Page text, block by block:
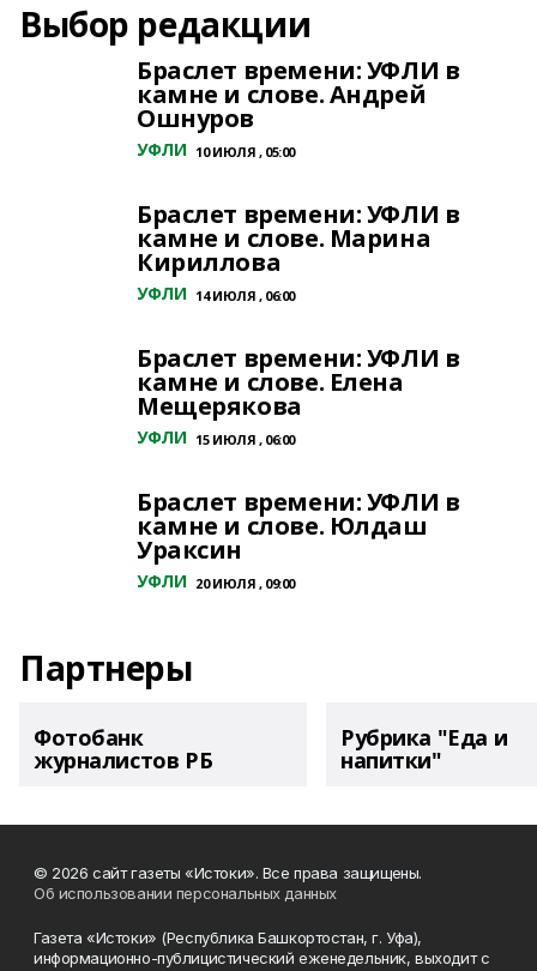
Выбор редакции
Браслет времени: УФЛИ в
камне и слове. Андрей
Ошнуров
УФЛИ 10 ИЮЛЯ , 05:00
Браслет времени: УФЛИ в
камне и слове. Марина
Кириллова
УФЛИ 14 ИЮЛЯ , 06:00
Браслет времени: УФЛИ в
камне и слове. Елена
Мещерякова
УФЛИ 15 ИЮЛЯ , 06:00
Браслет времени: УФЛИ в
камне и слове. Юлдаш
Ураксин
УФЛИ 20 ИЮЛЯ , 09:00
Партнеры
Фотобанк
журналистов РБ
Рубрика "Еда и
напитки"
© 2026 сайт газеты «Истоки». Все права защищены.
Об использовании персональных данных
Газета «Истоки» (Республика Башкортостан, г. Уфа),
информационно-публицистический еженедельник, выходит с